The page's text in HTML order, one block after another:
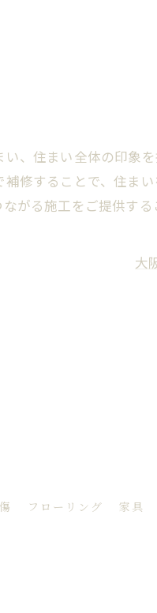
、住まい全体の印象
修することで、住ま
がる施工をご提供す
大
傷 フローリング
家具